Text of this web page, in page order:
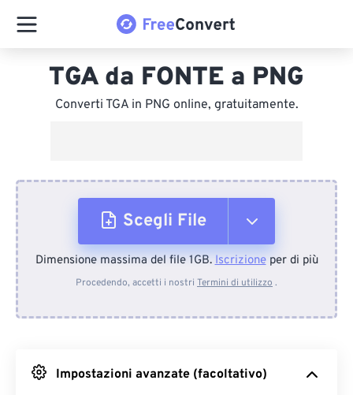
TGA da FONTE a PNG
Converti TGA in PNG online, gratuitamente.
Scegli File
Dal dispositivo
Da Google Drive
Dimensione massima del file 1GB.Iscrizioneper di più
Procedendo, accetti i nostri Termini di utilizzo .
Impostazioni avanzate (facoltativo)